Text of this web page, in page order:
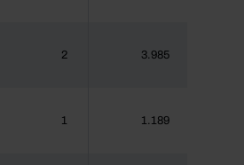
2 3.985
1 1.189